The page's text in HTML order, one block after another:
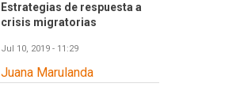
Estrategias de respuesta a
crisis migratorias
Jul 10, 2019 - 11:29
Juana Marulanda